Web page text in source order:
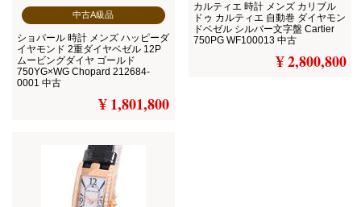
中古A級品
ショパール 時計 メンズ ハッピーダ
イヤモンド 2重ダイヤベゼル 12P
ムービングダイヤ ゴールド
750YG×WG Chopard 212684-
0001 中古
¥ 1,801,800
カルティエ 時計 メンズ カリブル
ドゥ カルティエ 自動巻 ダイヤモン
ドベゼル シルバー文字盤 Cartier
750PG WF100013 中古
¥ 2,800,800